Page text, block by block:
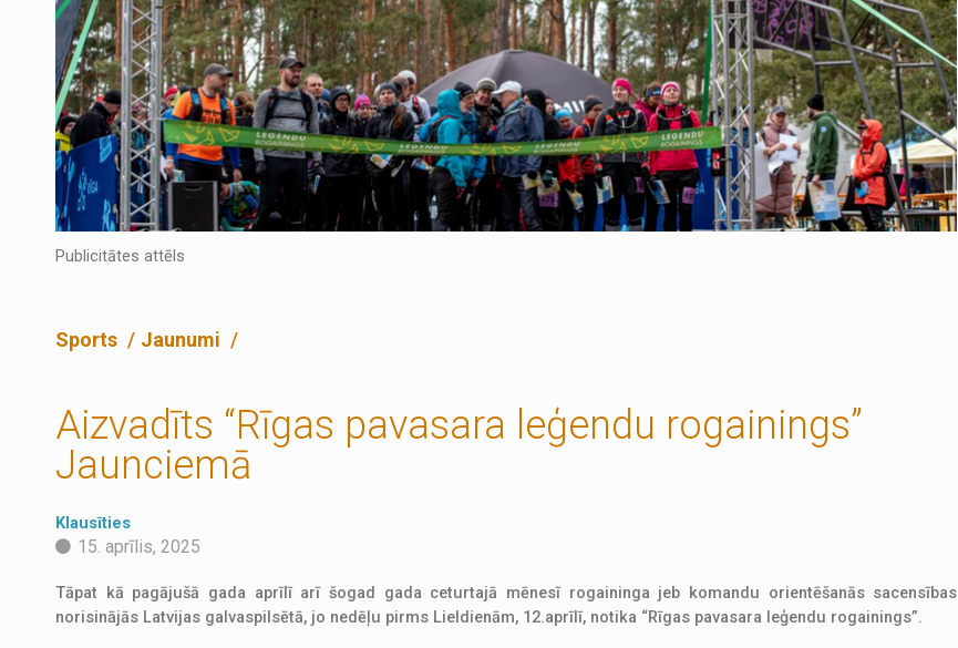
Publicitātes attēls
Sports Jaunumi
Aizvadīts “Rīgas pavasara leģendu rogainings”
Jaunciemā
Klausīties
15. aprīlis, 2025
Tāpat kā pagājušā gada aprīlī arī šogad gada ceturtajā mēnesī rogaininga jeb komandu orientēšanās sacensības
norisinājās Latvijas galvaspilsētā, jo nedēļu pirms Lieldienām, 12.aprīlī, notika “Rīgas pavasara leģendu rogainings”.